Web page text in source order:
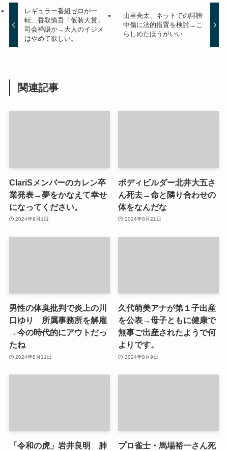
レギュラー番組ゼロが一
転…香取慎吾「仮装大賞」
司会禅譲か→大人のイジメ
はやめて欲しい。
山里亮太、ネットでの誹謗
中傷に法的措置を検討→こ
らしめたほうがいい
関連記事
ClariSメンバーのカレン卒
業発表→夢をかなえて幸せ
になってください。
2024年9月1日
ボディビルダー北井大五さ
ん死去→命と隣り合わせの
体をなんだな
2024年8月21日
男性の体臭批判で炎上の川
口ゆり 所属事務所を解雇
→今の時代的にアウトだっ
たね
2024年8月11日
久代萌美アナが第１子出産
を公表→母子ともに健康で
無事ご出産されたようで何
よりです。
2024年8月9日
「令和の虎」岩井良明 肺
プロ雀士・馬場裕一さん死